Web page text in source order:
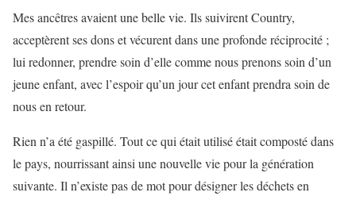
Mes ancêtres avaient une belle vie. Ils suivirent Country,
acceptèrent ses dons et vécurent dans une profonde réciprocité ;
lui redonner, prendre soin d’elle comme nous prenons soin d’un
jeune enfant, avec l’espoir qu’un jour cet enfant prendra soin de
nous en retour.
Rien n’a été gaspillé. Tout ce qui était utilisé était composté dans
le pays, nourrissant ainsi une nouvelle vie pour la génération
suivante. Il n’existe pas de mot pour désigner les déchets en